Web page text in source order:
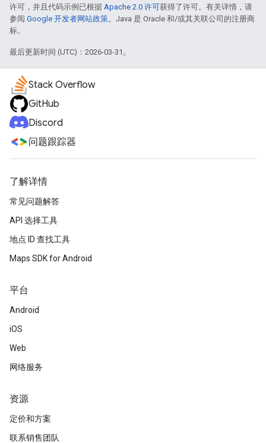
许可，并且代码示例已根据 Apache 2.0 许可获得了许可。有关详情，请
参阅 Google 开发者网站政策。Java 是 Oracle 和/或其关联公司的注册商
标。
最后更新时间 (UTC)：2026-03-31。
Stack Overflow
GitHub
Discord
问题跟踪器
了解详情
常见问题解答
API 选择工具
地点 ID 查找工具
Maps SDK for Android
平台
Android
iOS
Web
网络服务
资源
定价和方案
联系销售团队